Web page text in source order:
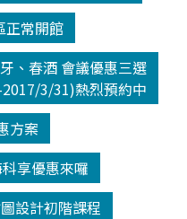
正常開館
、春酒 會議優惠三選
3/31)熱烈預約中
方案
享優惠來囉
設計初階課程